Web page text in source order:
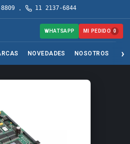
· 11 2137-6844
NOVEDADES NOSOTROS
WHATSAPP MI PEDIDO 0